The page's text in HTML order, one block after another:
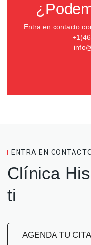
Entra en contacto
ENTRA EN CONTACTO
Clínica
ti
AGENDA TU CITA